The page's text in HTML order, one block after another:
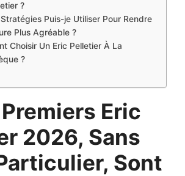
?
Puis-je Utiliser Pour Rendre
Plus Agréable ?
Choisir Un Eric Pelletier À La
?
Eric
2026, Sans
Sont